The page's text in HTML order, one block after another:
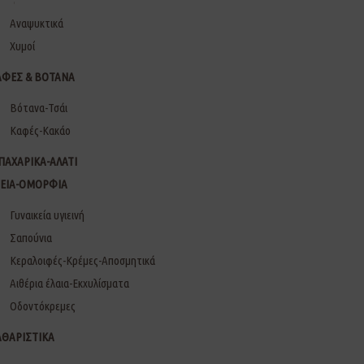
Αναψυκτικά
Χυμοί
& ΒΟΤΑΝΑ
Βότανα-Τσάι
Καφές-Κακάο
ΑΛΑΤΙ
ΟΜΟΡΦΙΑ
Γυναικεία υγιεινή
Σαπούνια
Κεραλοιφές-Κρέμες-Αποσμητικά
Αιθέρια έλαια-Εκχυλίσματα
Οδοντόκρεμες